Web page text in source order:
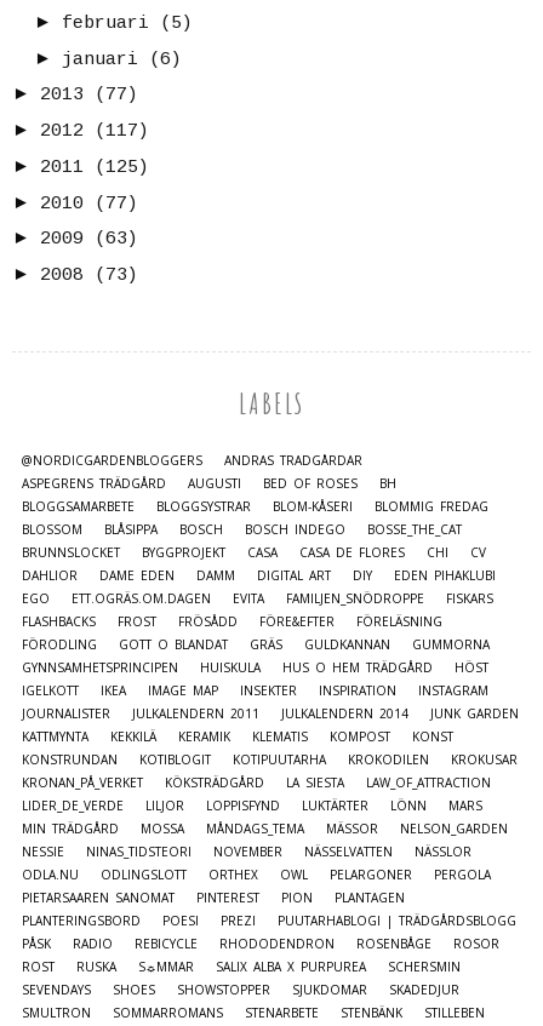
► februari
(5)
► januari
(6)
► 2013
(77)
► 2012
(117)
► 2011
(125)
► 2010
(77)
► 2009
(63)
► 2008 (73)
LABELS
@NORDICGARDENBLOGGERS
ANDRAS TRÄDGÅRDAR
ASPEGRENS TRÄDGÅRD
AUGUSTI BED OF ROSES
BH
BLOGGSAMARBETE
BLOGGSYSTRAR BLOM-KÅSERI
BLOMMIG FREDAG
BLOSSOM
BLÅSIPPA BOSCH BOSCH INDEGO
BOSSE_THE_CAT
BRUNNSLOCKET
BYGGPROJEKT CASA CASA DE FLORES CHI
CV
DAHLIOR
DAME EDEN DAMM DIGITAL ART DIY
EDEN PIHAKLUBI
EGO
ETT.OGRÄS.OM.DAGEN EVITA FAMILJEN_SNÖDROPPE
FISKARS
FLASHBACKS
FROST FRÖSÅDD FÖRE&EFTER
FÖRELÄSNING
FÖRODLING
GOTT O BLANDAT GRÄS GULDKANNAN
GUMMORNA
GYNNSAMHETSPRINCIPEN
HUISKULA HUS O HEM TRÄDGÅRD
HÖST
IGELKOTT
IKEA IMAGE MAP INSEKTER INSPIRATION
INSTAGRAM
JOURNALISTER
JULKALENDERN 2011 JULKALENDERN 2014
JUNK GARDEN
KATTMYNTA
KEKKILÄ KERAMIK KLEMATIS KOMPOST
KONST
KONSTRUNDAN
KOTIBLOGIT KOTIPUUTARHA KROKODILEN
KROKUSAR
KRONAN_PÅ_VERKET
KÖKSTRÄDGÅRD LA SIESTA
LAW_OF_ATTRACTION
LIDER_DE_VERDE
LILJOR LOPPISFYND LUKTÄRTER LÖNN
MARS
MIN TRÄDGÅRD
MOSSA MÅNDAGS_TEMA MÄSSOR
NELSON_GARDEN
NESSIE
NINAS_TIDSTEORI NOVEMBER NÄSSELVATTEN
NÄSSLOR
ODLA.NU
ODLINGSLOTT ORTHEX OWL PELARGONER
PERGOLA
PIETARSAAREN SANOMAT
PINTEREST PION
PLANTAGEN
PLANTERINGSBORD
POESI PREZI
PUUTARHABLOGI | TRÄDGÅRDSBLOGG
PÅSK
RADIO REBICYCLE RHODODENDRON ROSENBÅGE
ROSOR
ROST
RUSKA S☼MMAR SALIX ALBA X PURPUREA
SCHERSMIN
SEVENDAYS
SHOES SHOWSTOPPER SJUKDOMAR
SKADEDJUR
SMULTRON
SOMMARROMANS STENARBETE STENBÄNK
STILLEBEN